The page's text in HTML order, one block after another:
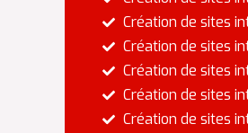
Création de sites
Création de sites
Création de sites
Création de sites
Création de sites